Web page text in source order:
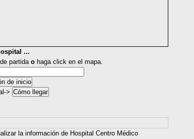
...
partidao haga click en el mapa.
>
la información de Hospital Centro Médico